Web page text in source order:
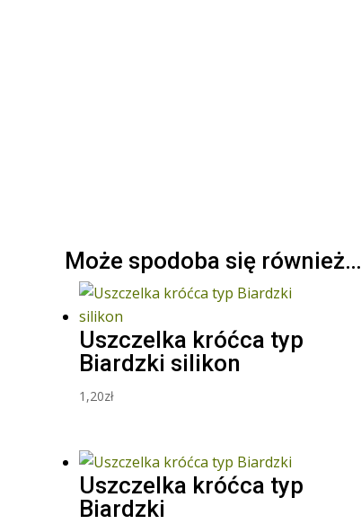
Może spodoba się również…
Uszczelka króćca typ
Biardzki silikon
1,20zł
Uszczelka króćca typ
Biardzki